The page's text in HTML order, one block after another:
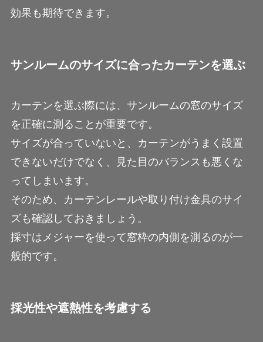
効果も期待できます。
サンルームのサイズに合ったカーテンを選ぶ
カーテンを選ぶ際には、サンルームの窓のサイズ
を正確に測ることが重要です。
サイズが合っていないと、カーテンがうまく設置
できないだけでなく、見た目のバランスも悪くな
ってしまいます。
そのため、カーテンレールや取り付け金具のサイ
ズも確認しておきましょう。
採寸はメジャーを使って窓枠の内側を測るのが一
般的です。
採光性や遮熱性を考慮する